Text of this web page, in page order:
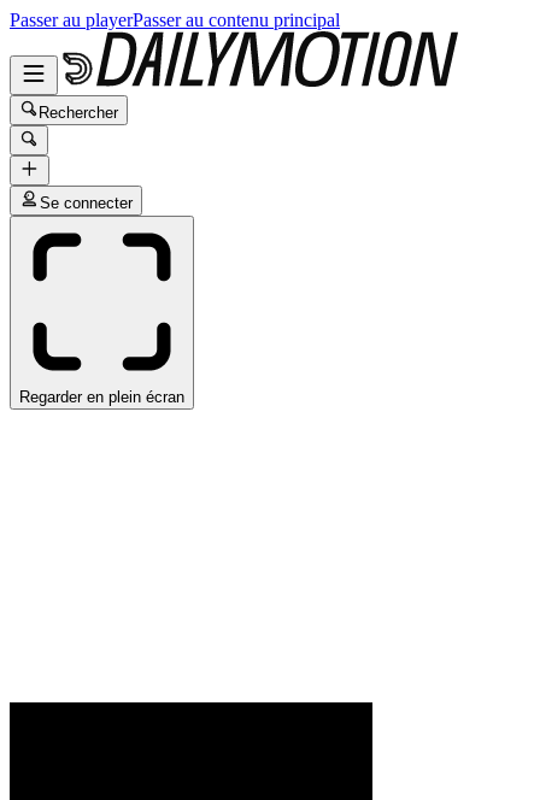
Passer au playerPasser au contenu principal
Rechercher
Se connecter
Regarder en plein écran